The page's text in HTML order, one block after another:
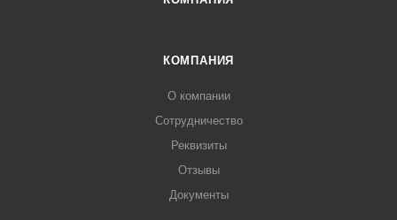
КОМПАНИЯ
О компании
Сотрудничество
Реквизиты
Отзывы
Документы